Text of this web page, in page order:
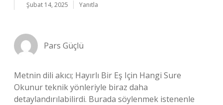
Şubat 14, 2025 Yanıtla
Pars Güçlü
Metnin dili akıcı; Hayırlı Bir Eş Için Hangi Sure
Okunur teknik yönleriyle biraz daha
detaylandırılabilirdi. Burada söylenmek istenenle